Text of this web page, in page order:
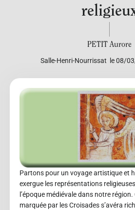
PETIT Aurore
Salle-Henri-Nourrissat le 08/
Partons pour un voyage artistique et
exergue les représentations
l’époque médiévale dans notre
marquée par les Croisades s’avéra